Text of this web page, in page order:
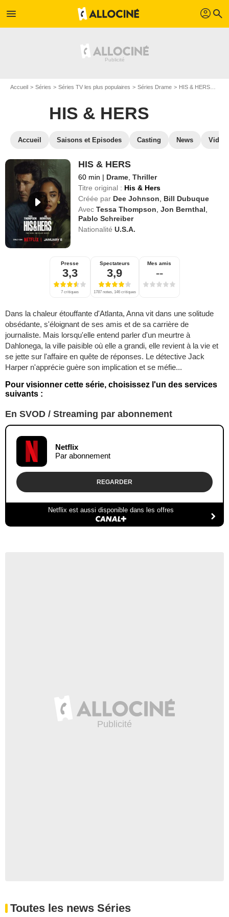
menu profil search
Accueil Séries Séries TV les plus populaires Séries Drame HIS & HERS
HIS & HERS
Accueil Saisons et Episodes Casting News
HIS & HERS
60 min | Drame ,Thriller
Titre original : His & Hers
Créée par Dee Johnson
Bill Dubuque
Avec Tessa Thompson ,Jon Bernthal
Pablo Schreiber
Nationalité U.S.A.
Presse
3,3
7 critiques
Spectateurs
3,9
1787 notes, 146 critiques
Mes amis
--
Dans la chaleur étouffante d'Atlanta, Anna vit dans une solitude
obsédante, s'éloignant de ses amis et de sa carrière de
journaliste. Mais lorsqu'elle entend parler d'un meurtre à
Dahlonega, la ville paisible où elle a grandi, elle revient à la vie et
se jette sur l'affaire en quête de réponses. Le détective Jack
Harper n'apprécie guère son implication et se méfie...
Pour visionner cette série, choisissez l'un des services
suivants :
En SVOD / Streaming par abonnement
Netflix
Par abonnement
REGARDER
Netflix est aussi disponible dans les offres
Toutes les news Séries